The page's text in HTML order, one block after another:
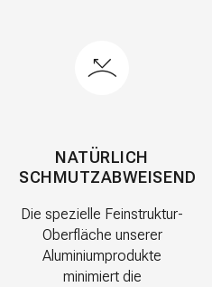
NATÜRLICH
SCHMUTZABWEISEND
Die spezielle Feinstruktur-
Oberfläche unserer
Aluminiumprodukte
minimiert die